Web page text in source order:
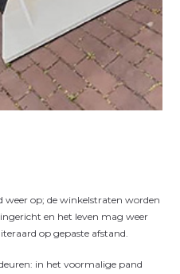
weer op; de winkelstraten worden
en het leven mag weer
op gepaste afstand.
in het voormalige pand